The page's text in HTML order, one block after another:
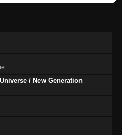
/ New Generation